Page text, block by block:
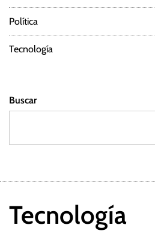
Política
Tecnología
Buscar
Tecnología